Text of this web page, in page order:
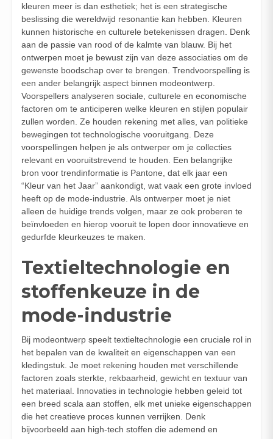
kleuren meer is dan esthetiek; het is een strategische
beslissing die wereldwijd resonantie kan hebben. Kleuren
kunnen historische en culturele betekenissen dragen. Denk
aan de passie van rood of de kalmte van blauw. Bij het
ontwerpen moet je bewust zijn van deze associaties om de
gewenste boodschap over te brengen. Trendvoorspelling is
een ander belangrijk aspect binnen modeontwerp.
Voorspellers analyseren sociale, culturele en economische
factoren om te anticiperen welke kleuren en stijlen populair
zullen worden. Ze houden rekening met alles, van politieke
bewegingen tot technologische vooruitgang. Deze
voorspellingen helpen je als ontwerper om je collecties
relevant en vooruitstrevend te houden. Een belangrijke
bron voor trendinformatie is Pantone, dat elk jaar een
“Kleur van het Jaar” aankondigt, wat vaak een grote invloed
heeft op de mode-industrie. Als ontwerper moet je niet
alleen de huidige trends volgen, maar ze ook proberen te
beïnvloeden en hierop vooruit te lopen door innovatieve en
gedurfde kleurkeuzes te maken.
Textieltechnologie en
stoffenkeuze in de
mode-industrie
Bij modeontwerp speelt textieltechnologie een cruciale rol in
het bepalen van de kwaliteit en eigenschappen van een
kledingstuk. Je moet rekening houden met verschillende
factoren zoals sterkte, rekbaarheid, gewicht en textuur van
het materiaal. Innovaties in technologie hebben geleid tot
een breed scala aan stoffen, elk met unieke eigenschappen
die het creatieve proces kunnen verrijken. Denk
bijvoorbeeld aan high-tech stoffen die ademend en